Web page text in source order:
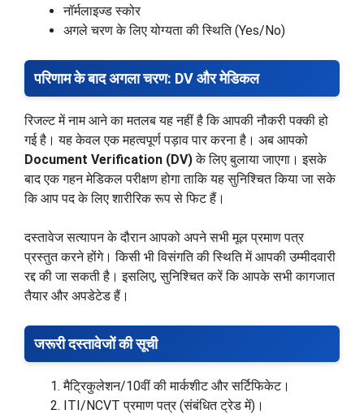
नॉर्मलाइज्ड स्कोर
अगले चरण के लिए योग्यता की स्थिति (Yes/No)
परिणाम के बाद अगला चरण: DV और मेडिकल
रिजल्ट में नाम आने का मतलब यह नहीं है कि आपकी नौकरी पक्की हो
गई है। यह केवल एक महत्वपूर्ण पड़ाव पार करना है। अब आपको
Document Verification (DV)के लिए बुलाया जाएगा। इसके
बाद एक गहन मेडिकल परीक्षण होगा ताकि यह सुनिश्चित किया जा सके
कि आप पद के लिए शारीरिक रूप से फिट हैं।
दस्तावेज सत्यापन के दौरान आपको अपने सभी मूल प्रमाण पत्र
प्रस्तुत करने होंगे। किसी भी विसंगति की स्थिति में आपकी उम्मीदवारी
रद्द की जा सकती है। इसलिए, सुनिश्चित करें कि आपके सभी कागजात
तैयार और अपडेटेड हैं।
जरूरी दस्तावेजों की सूची
मैट्रिकुलेशन/10वीं की मार्कशीट और सर्टिफिकेट।
ITI/NCVT प्रमाण पत्र (संबंधित ट्रेड में)।